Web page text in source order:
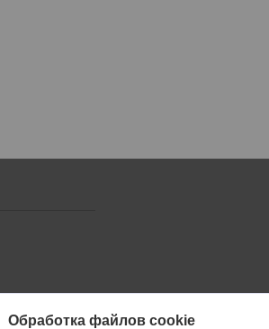
Обработка файлов cookie